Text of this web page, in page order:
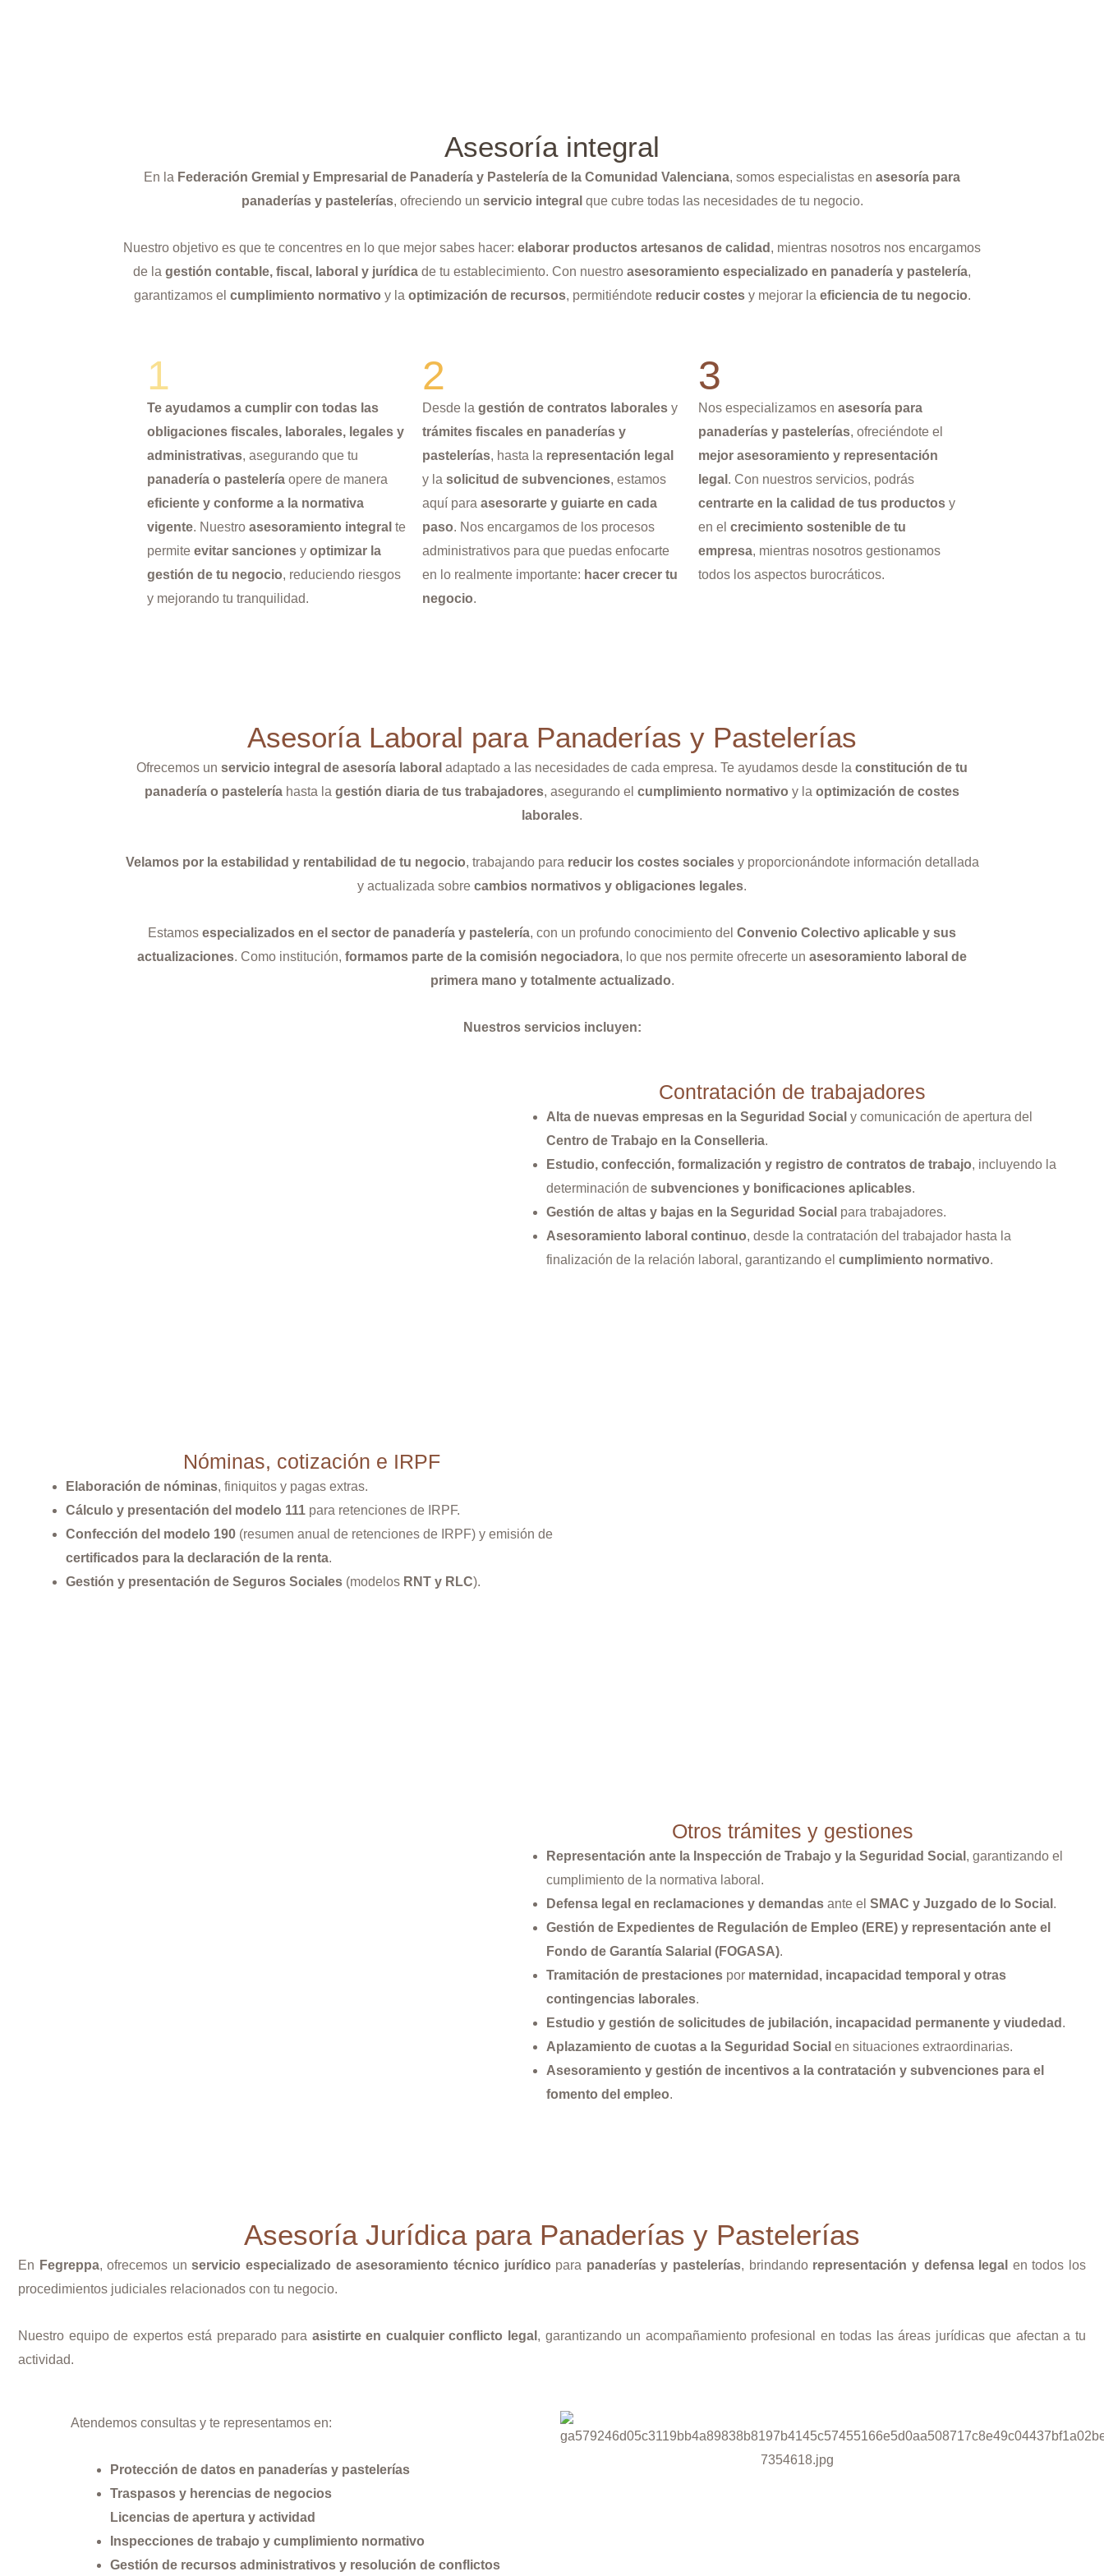
Asesoría integral​
En la Federación Gremial y Empresarial de Panadería y Pastelería de la Comunidad Valenciana, somos especialistas en asesoría para
panaderías y pastelerías, ofreciendo un servicio integral que cubre todas las necesidades de tu negocio.
Nuestro objetivo es que te concentres en lo que mejor sabes hacer: elaborar productos artesanos de calidad , mientras nosotros nos encargamos
de la gestión contable, fiscal, laboral y jurídica de tu establecimiento. Con nuestro asesoramiento especializado en panadería y pastelería,
garantizamos el cumplimiento normativo y la optimización de recursos, permitiéndote reducir costesy mejorar la eficiencia de tu negocio.
1
Te ayudamos a cumplir con todas las
obligaciones fiscales, laborales, legales y
administrativas, asegurando que tu
panadería o pasteleríaopere de manera
eficiente y conforme a la normativa
vigente. Nuestro asesoramiento integral te
permite evitar sancionesy optimizar la
gestión de tu negocio, reduciendo riesgos
y mejorando tu tranquilidad.
2
Desde lagestión de contratos laborales y
trámites fiscales en panaderías y
pastelerías, hasta la representación legal
y lasolicitud de subvenciones, estamos
aquí paraasesorarte y guiarte en cada
paso. Nos encargamos de los procesos
administrativos para que puedas enfocarte
en lo realmente importante: hacer crecer tu
negocio.
3
Nos especializamos en asesoría para
panaderías y pastelerías, ofreciéndote el
mejor asesoramiento y representación
legal . Con nuestros servicios, podrás
centrarte en la calidad de tus productosy
en el crecimiento sostenible de tu
empresa, mientras nosotros gestionamos
todos los aspectos burocráticos.
Asesoría Laboral para Panaderías y Pastelerías
Ofrecemos un servicio integral de asesoría laboral adaptado a las necesidades de cada empresa. Te ayudamos desde la constitución de tu
panadería o pastelería hasta la gestión diaria de tus trabajadores, asegurando el cumplimiento normativo y la optimización de costes
laborales.
Velamos por la estabilidad y rentabilidad de tu negocio, trabajando para reducir los costes socialesy proporcionándote información detallada
y actualizada sobre cambios normativos y obligaciones legales.
Estamos especializados en el sector de panadería y pastelería, con un profundo conocimiento del Convenio Colectivo aplicable y sus
actualizaciones. Como institución, formamos parte de la comisión negociadora, lo que nos permite ofrecerte un asesoramiento laboral de
primera mano y totalmente actualizado.
Nuestros servicios incluyen:
Contratación de trabajadores
Alta de nuevas empresas en la Seguridad Social y comunicación de apertura del
Centro de Trabajo en la Conselleria.
Estudio, confección, formalización y registro de contratos de trabajo, incluyendo la
determinación de subvenciones y bonificaciones aplicables.
Gestión de altas y bajas en la Seguridad Social para trabajadores.
Asesoramiento laboral continuo, desde la contratación del trabajador hasta la
finalización de la relación laboral, garantizando el cumplimiento normativo.
Nóminas, cotización e IRPF
Elaboración de nóminas, finiquitos y pagas extras.
Cálculo y presentación del modelo 111 para retenciones de IRPF.
Confección del modelo 190 (resumen anual de retenciones de IRPF) y emisión de
certificados para la declaración de la renta.
Gestión y presentación de Seguros Sociales (modelos RNT y RLC).
Otros trámites y gestiones
Representación ante la Inspección de Trabajo y la Seguridad Social , garantizando el
cumplimiento de la normativa laboral.
Defensa legal en reclamaciones y demandas ante el SMAC y Juzgado de lo Social .
Gestión de Expedientes de Regulación de Empleo (ERE) y representación ante el
Fondo de Garantía Salarial (FOGASA).
Tramitación de prestaciones por maternidad, incapacidad temporal y otras
contingencias laborales.
Estudio y gestión de solicitudes de jubilación, incapacidad permanente y viudedad .
Aplazamiento de cuotas a la Seguridad Social en situaciones extraordinarias.
Asesoramiento y gestión de incentivos a la contratación y subvenciones para el
fomento del empleo.
Asesoría Jurídica para Panaderías y Pastelerías
En Fegreppa, ofrecemos unservicio especializado de asesoramiento técnico jurídico para panaderías y pastelerías, brindando representación y defensa legal en todos los
procedimientos judiciales relacionados con tu negocio.
Nuestro equipo de expertos está preparado para asistirte en cualquier conflicto legal , garantizando un acompañamiento profesional en todas las áreas jurídicas que afectan a tu
actividad.
Atendemos consultas y te representamos en:
Protección de datos en panaderías y pastelerías
Traspasos y herencias de negocios
Licencias de apertura y actividad
Inspecciones de trabajo y cumplimiento normativo
Gestión de recursos administrativos y resolución de conflictos